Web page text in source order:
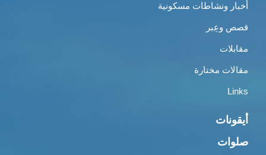
أخبار ونشاطات مسكونية
قصص وعِبر
مقابلات
مقالات مختارة
Links
أيقونات
صلوات